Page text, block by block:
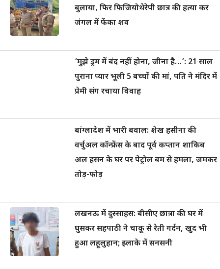
बुलाया, फिर फिजियोथेरेपी छात्र की हत्या कर
जंगल में फेंका शव
‘मुझे ड्रम में बंद नहीं होना, जीना है…’: 21 साल
पुराना प्यार भूली 5 बच्चों की मां, पति ने मंदिर में
प्रेमी संग रचाया विवाह
बांग्लादेश में भारी बवाल: शेख हसीना की
वर्चुअल कॉन्फ्रेंस के बाद पूर्व कप्तान शाकिब
अल हसन के घर पर पेट्रोल बम से हमला, जमकर
तोड़-फोड़
लखनऊ में दुस्साहस: बीसीए छात्रा की घर में
घुसकर सहपाठी ने चाकू से रेती गर्दन, खुद भी
हुआ लहूलुहान; इलाके में सनसनी